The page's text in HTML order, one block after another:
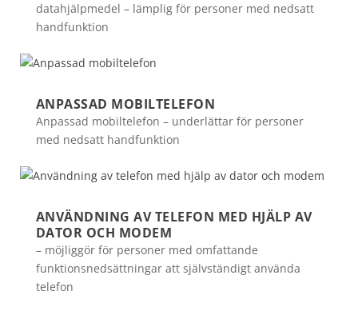
datahjälpmedel – lämplig för personer med nedsatt
handfunktion
ANPASSAD MOBILTELEFON
Anpassad mobiltelefon – underlättar för personer
med nedsatt handfunktion
ANVÄNDNING AV TELEFON MED HJÄLP AV
DATOR OCH MODEM
– möjliggör för personer med omfattande
funktionsnedsättningar att självständigt använda
telefon